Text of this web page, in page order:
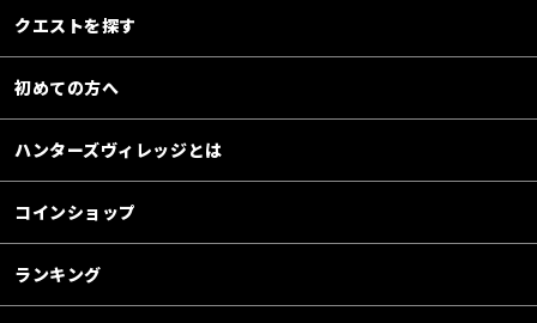
クエストを探す
初めての方へ
ハンターズヴィレッジとは
コインショップ
ランキング